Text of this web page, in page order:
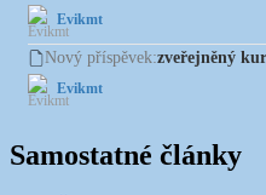
Evikmt
Nový příspěvek:zveřejněný
Evikmt
Samostatné články